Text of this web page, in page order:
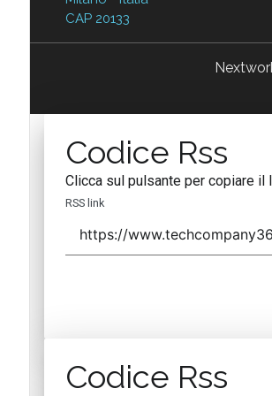
CAP 20133
Codice Rss
Clicca sul pulsante per copiare il
RSS link
Codice Rss